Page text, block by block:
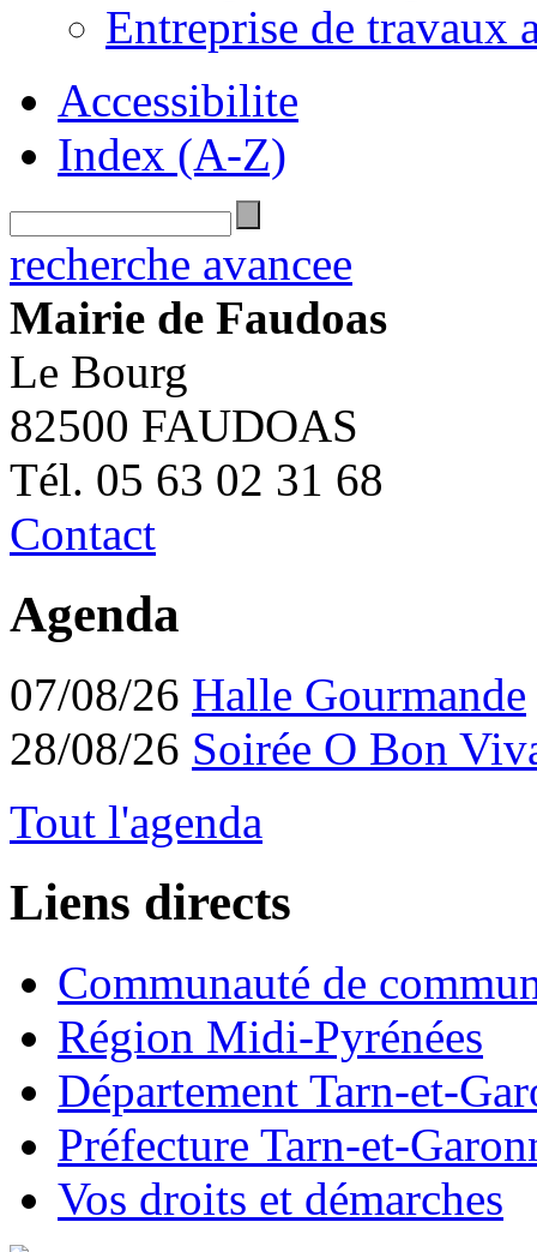
Entreprise de travaux
Accessibilite
Index (A-Z)
recherche avancee
Mairie de Faudoas
Le Bourg
82500 FAUDOAS
Tél. 05 63 02 31 68
Contact
Agenda
07/08/26 Halle Gourmande
28/08/26 Soirée O Bon
Tout l'agenda
Liens directs
Communauté de
Région Midi-Pyrénées
Département Tarn-et-
Préfecture Tarn-et-
Vos droits et démarches